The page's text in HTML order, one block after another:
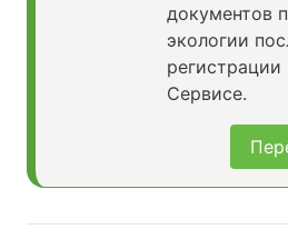
документов
экологии
регистрации
Сервисе.